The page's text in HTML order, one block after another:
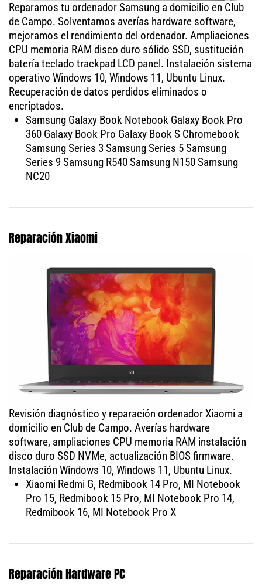
Reparamos tu ordenador Samsung a domicilio en Club
de Campo. Solventamos averías hardware software,
mejoramos el rendimiento del ordenador. Ampliaciones
CPU memoria RAM disco duro sólido SSD, sustitución
batería teclado trackpad LCD panel. Instalación sistema
operativo Windows 10, Windows 11, Ubuntu Linux.
Recuperación de datos perdidos eliminados o
encriptados.
Samsung Galaxy Book Notebook Galaxy Book Pro
360 Galaxy Book Pro Galaxy Book S Chromebook
Samsung Series 3 Samsung Series 5 Samsung
Series 9 Samsung R540 Samsung N150 Samsung
NC20
Reparación Xiaomi
Revisión diagnóstico y reparación ordenador Xiaomi a
domicilio en Club de Campo. Averías hardware
software, ampliaciones CPU memoria RAM instalación
disco duro SSD NVMe, actualización BIOS firmware.
Instalación Windows 10, Windows 11, Ubuntu Linux.
Xiaomi Redmi G, Redmibook 14 Pro, MI Notebook
Pro 15, Redmibook 15 Pro, MI Notebook Pro 14,
Redmibook 16, MI Notebook Pro X
Reparación Hardware PC